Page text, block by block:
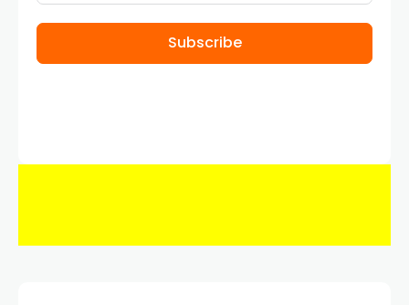
Subscribe